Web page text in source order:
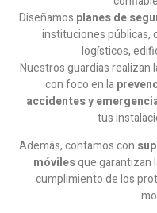
Diseñamos planes de
instituciones públicas,
logísticos,
Nuestros guardias realizan
con foco en la
accidentes y
tus
Además, contamos con
móvilesque garantizan
cumplimiento de los